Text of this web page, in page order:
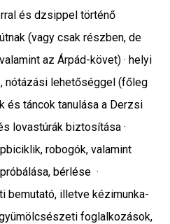
és dzsippel történő
(vagy csak részben, de
az Árpád-követ) · helyi
nótázási lehetőséggel (főleg
és táncok tanulása a Derzsi
lovastúrák biztosítása ·
robogók, valamint
bérlése ·
bemutató, illetve kézimunka-
foglalkozások,